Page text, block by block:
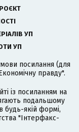
УП
УП
посилання (для
правду".
із посиланням на
подальшому
якій формі,
"Інтерфакс-